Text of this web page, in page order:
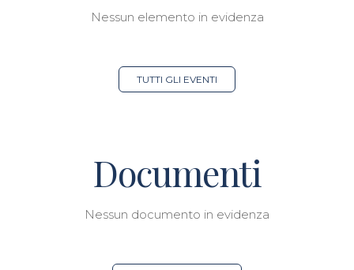
Nessun elemento in evidenza
TUTTI GLI EVENTI
Documenti
Nessun documento in evidenza